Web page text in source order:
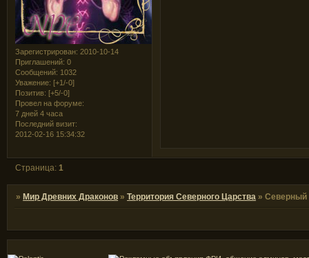
Зарегистрирован: 2010-10-14
Приглашений: 0
Сообщений: 1032
Уважение: [+1/-0]
Позитив: [+5/-0]
Провел на форуме:
7 дней 4 часа
Последний визит:
2012-02-16 15:34:32
Страница:1
» Мир Древних Драконов »Территория Северного Царства »Северный